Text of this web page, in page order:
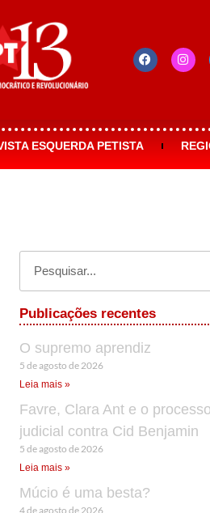
ESQUERDA PETISTA
Publicações recentes
O supremo aprendiz
5 de agosto de 2026
Leia mais »
Favre, Clara Ant e o processo
judicial contra Cid Benjamin
5 de agosto de 2026
Leia mais »
Múcio é uma besta?
4 de agosto de 2026